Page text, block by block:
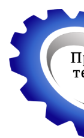
вмісту
(натисніть
Enter)